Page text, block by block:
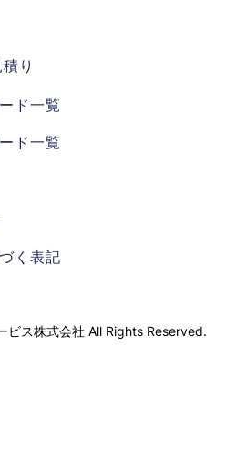
ビス株式会社 All Rights Reserved.
ド一覧
ド一覧
り
く表記